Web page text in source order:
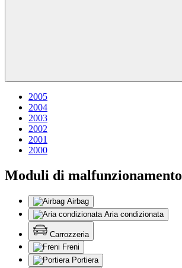
2005
2004
2003
2002
2001
2000
Moduli di malfunzionamento
Airbag
Aria condizionata
Carrozzeria
Freni
Portiera